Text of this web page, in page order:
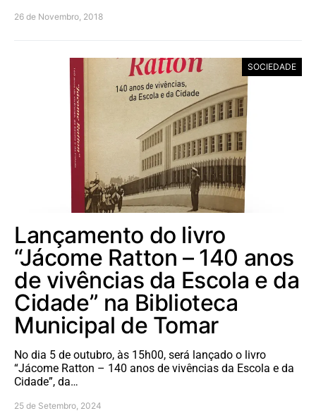
26 de Novembro, 2018
SOCIEDADE
Lançamento do livro
“Jácome Ratton – 140 anos
de vivências da Escola e da
Cidade” na Biblioteca
Municipal de Tomar
No dia 5 de outubro, às 15h00, será lançado o livro
“Jácome Ratton – 140 anos de vivências da Escola e da
Cidade”, da…
25 de Setembro, 2024